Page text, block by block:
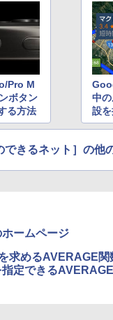
Pro M
ボタン
る方法
中
設
できるネット］の他
ームページ
求めるAVERAGE関
指定できる